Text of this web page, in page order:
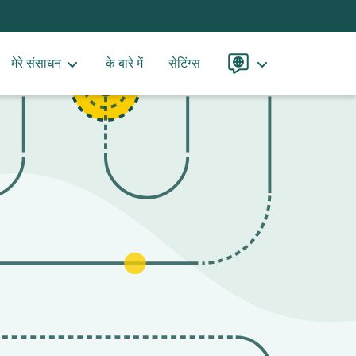
मेरे संसाधन के बारे में सेटिंग्स
भाषा